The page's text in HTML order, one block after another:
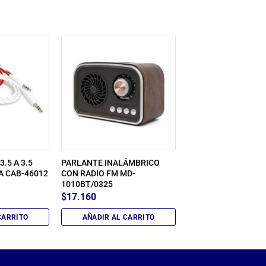
A 3.5
CAB-46012
PARLANTE INALÁMBRICO
CON RADIO FM MD-
1010BT/0325
$17.160
AÑADIR AL CARRITO